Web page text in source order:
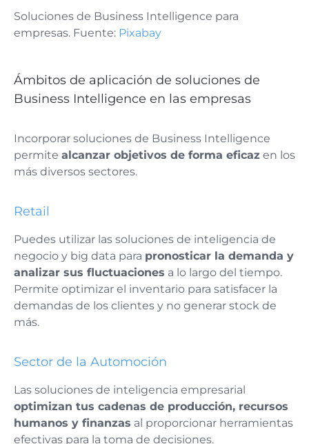
Soluciones de Business Intelligence para
empresas. Fuente: Pixabay
Ámbitos de aplicación de soluciones de
Business Intelligence en las empresas
Incorporar soluciones de Business Intelligence
permite alcanzar objetivos de forma eficaz en los
más diversos sectores.
Retail
Puedes utilizar las soluciones de inteligencia de
negocio y big data para pronosticar la demanda y
analizar sus fluctuaciones a lo largo del tiempo.
Permite optimizar el inventario para satisfacer la
demandas de los clientes y no generar stock de
más.
Sector de la Automoción
Las soluciones de inteligencia empresarial
optimizan tus cadenas de producción, recursos
humanos y finanzas al proporcionar herramientas
efectivas para la toma de decisiones.